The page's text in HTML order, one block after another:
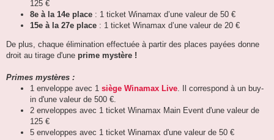
125 €
8e à la 14e place : 1 ticket Winamax d’une valeur de 50 €
15e à la 27e place : 1 ticket Winamax d’une valeur de 20 €
De plus, chaque élimination effectuée à partir des places payées donne
droit au tirage d'une prime mystère !
Primes mystères :
1 enveloppe avec 1 siège Winamax Live . Il correspond à un buy-
in d'une valeur de 500 €.
2 enveloppes avec 1 ticket Winamax Main Event d'une valeur de
125 €
5 enveloppes avec 1 ticket Winamax d'une valeur de 50 €